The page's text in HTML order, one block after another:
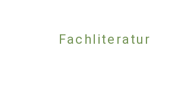
Fachliteratur